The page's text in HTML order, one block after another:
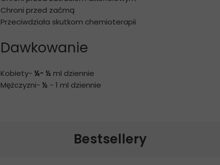
Chroni przed zaćmą
Przeciwdziała skutkom chemioterapii
Dawkowanie
Kobiety- ¼- ½ ml dziennie
Mężczyzni- ½ - 1 ml dziennie
Bestsellery